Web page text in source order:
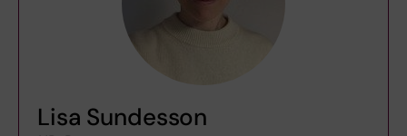
Lisa Sundesson